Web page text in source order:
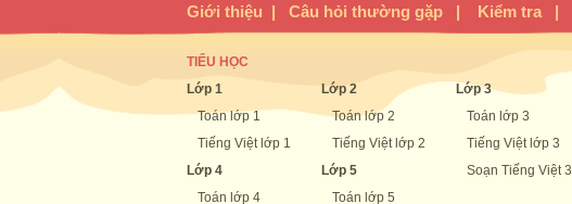
Giới thiệu | Câu hỏi thường gặp | Kiểm tra |
TIỂU HỌC
Lớp 1
Toán lớp 1
Tiếng Việt lớp 1
Lớp 4
Toán lớp 4
Lớp 2
Toán lớp 2
Tiếng Việt lớp 2
Lớp 5
Toán lớp 5
Lớp 3
Toán lớp 3
Tiếng Việt lớp 3
Soạn Tiếng Việt 3